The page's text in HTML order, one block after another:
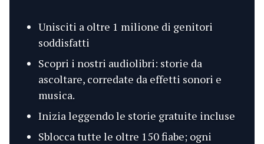
Unisciti a oltre 1 milione di genitori
soddisfatti
Scopri i nostri audiolibri: storie da
ascoltare, corredate da effetti sonori e
musica.
Inizia leggendo le storie gratuite incluse
Sblocca tutte le oltre 150 fiabe; ogni